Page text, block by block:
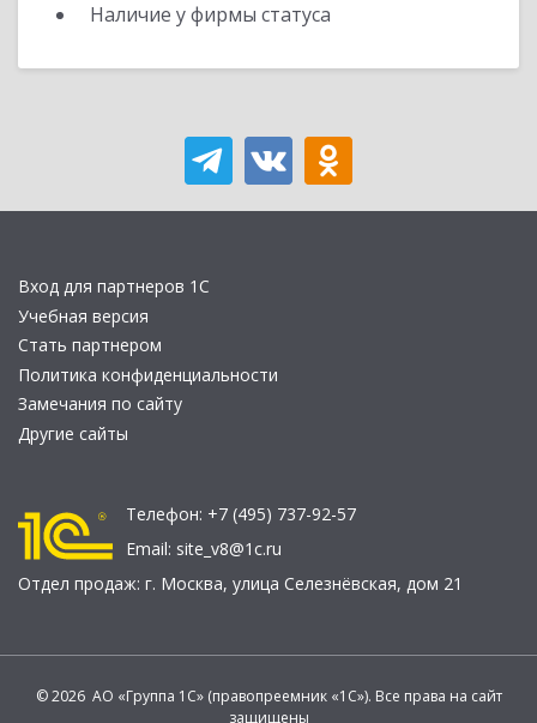
Наличие у фирмы статуса
Вход для партнеров 1С
Учебная версия
Стать партнером
Политика конфиденциальности
Замечания по сайту
Другие сайты
Телефон: +7 (495) 737-92-57
Email: site_v8@1c.ru
Отдел продаж: г. Москва, улица Селезнёвская, дом 21
© 2026 АО «Группа 1С» (правопреемник «1С»). Все права на сайт
защищены